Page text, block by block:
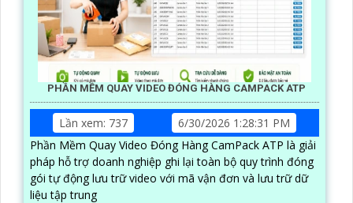
PHẦN MỀM QUAY VIDEO ĐÓNG HÀNG CAMPACK ATP
Lần xem: 737
6/30/2026 1:28:31 PM
Phần Mềm Quay Video Đóng Hàng CamPack ATP là giải
pháp hỗ trợ doanh nghiệp ghi lại toàn bộ quy trình đóng
gói tự động lưu trữ video với mã vận đơn và lưu trữ dữ
liệu tập trung